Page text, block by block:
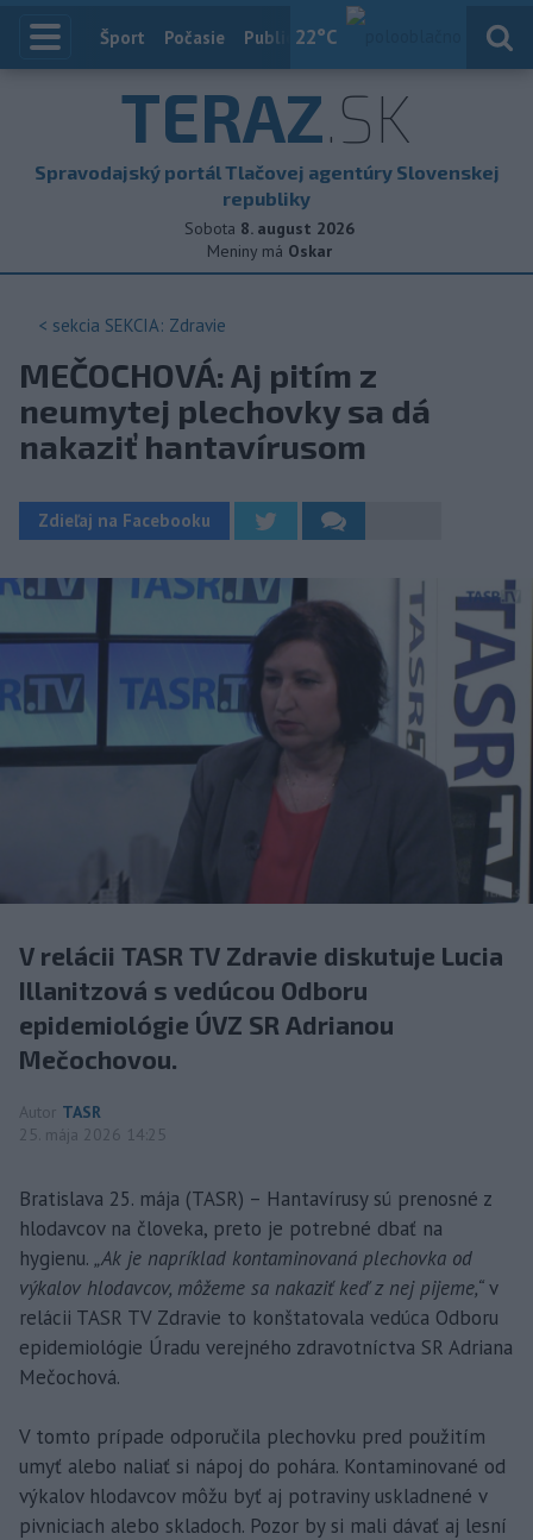
22°C
Index
Šport Počasie Publicistika
TERAZ.SK
Spravodajský portál Tlačovej agentúry Slovenskej
republiky
Sobota 8. august 2026
Meniny má Oskar
< sekcia SEKCIA: Zdravie
MEČOCHOVÁ: Aj pitím z
neumytej plechovky sa dá
nakaziť hantavírusom
Zdieľaj na Facebooku
V relácii TASR TV Zdravie diskutuje Lucia
Illanitzová s vedúcou Odboru
epidemiológie ÚVZ SR Adrianou
Mečochovou.
Autor TASR
25. mája 2026 14:25
Bratislava 25. mája (TASR) – Hantavírusy sú prenosné z
hlodavcov na človeka, preto je potrebné dbať na
hygienu. „Ak je napríklad kontaminovaná plechovka od
výkalov hlodavcov, môžeme sa nakaziť keď z nej pijeme,“v
relácii TASR TV Zdravie to konštatovala vedúca Odboru
epidemiológie Úradu verejného zdravotníctva SR Adriana
Mečochová.
V tomto prípade odporučila plechovku pred použitím
umyť alebo naliať si nápoj do pohára. Kontaminované od
výkalov hlodavcov môžu byť aj potraviny uskladnené v
pivniciach alebo skladoch. Pozor by si mali dávať aj lesní